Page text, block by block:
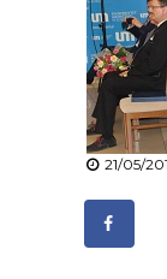
t
o
w
k
ó
w
M
e
21/05/